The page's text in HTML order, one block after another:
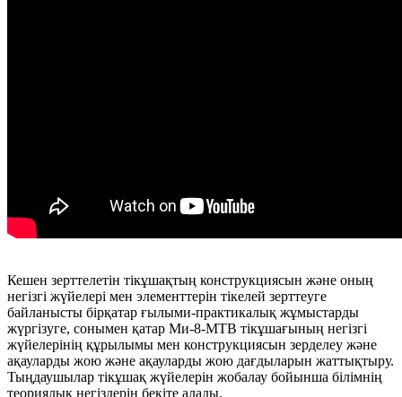
Кешен зерттелетін тікұшақтың конструкциясын және оның
негізгі жүйелері мен элементтерін тікелей зерттеуге
байланысты бірқатар ғылыми-практикалық жұмыстарды
жүргізуге, сонымен қатар Ми-8-МТВ тікұшағының негізгі
жүйелерінің құрылымы мен конструкциясын зерделеу және
ақауларды жою және ақауларды жою дағдыларын жаттықтыру.
Тыңдаушылар тікұшақ жүйелерін жобалау бойынша білімнің
теориялық негіздерін бекіте алады.